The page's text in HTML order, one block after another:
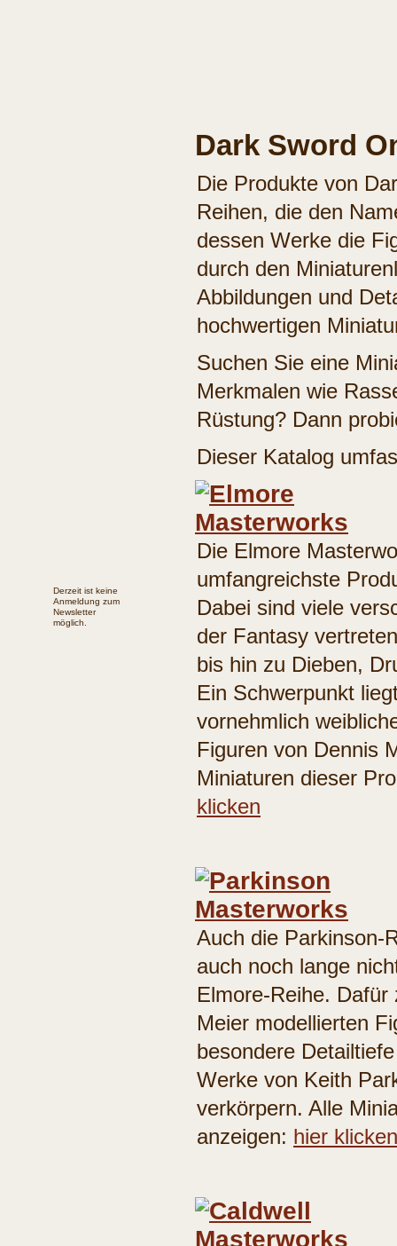
Dark Sword
Die Produkte von
Reihen, die den
dessen Werke die
durch den
Abbildungen und
hochwertigen
Suchen Sie eine
Merkmalen wie
Rüstung? Dann
Dieser Katalog
Die Elmore
umfangreichste
Dabei sind viele
der Fantasy
bis hin zu Dieben,
Ein Schwerpunkt
vornehmlich
Figuren von Dennis
Miniaturen dieser
klicken
Auch die Parkinson-
auch noch lange
Elmore-Reihe. Dafür
Meier modellierten
besondere
Werke von Keith
verkörpern. Alle
anzeigen: hier klicken
Derzeit ist keine
Anmeldung zum
Newsletter
möglich.